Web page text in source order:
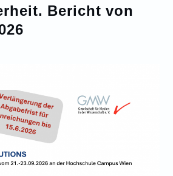
Bericht von